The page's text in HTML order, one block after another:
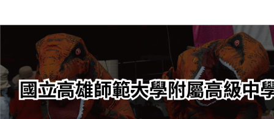
轉
要
內
容